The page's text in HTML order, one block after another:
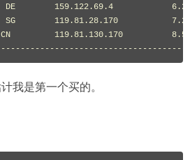
DE        159.122.69.4
SG        119.81.28.170
CN         119.81.130.170
我是第一个买的。